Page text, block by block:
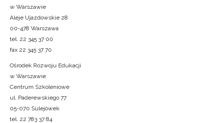
w Warszawie
Aleje Ujazdowskie 28
00-478 Warszawa
tel. 22 345 37 00
fax 22 345 37 70
Ośrodek Rozwoju Edukacji
w Warszawie
Centrum Szkoleniowe
ul. Paderewskiego 77
05-070 Sulejówek
tel. 22 783 37 84